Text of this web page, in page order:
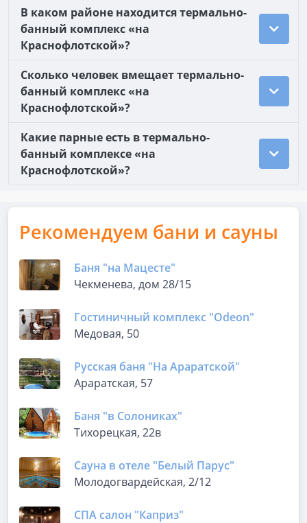
В каком районе находится термально-
банный комплекс «на
Краснофлотской»?
Сколько человек вмещает термально-
банный комплекс «на
Краснофлотской»?
Какие парные есть в термально-
банный комплексе «на
Краснофлотской»?
Рекомендуем бани и сауны
Баня "на Мацесте"
Чекменева, дом 28/15
Гостиничный комплекс "Odeon"
Медовая, 50
Русская баня "На Араратской"
Араратская, 57
Баня "в Солониках"
Тихорецкая, 22в
Сауна в отеле "Белый Парус"
Молодогвардейская, 2/12
СПА салон "Каприз"